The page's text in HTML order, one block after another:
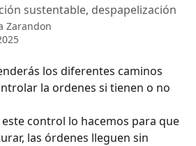
sustentable, despapelización
Zarandon
los diferentes caminos
la ordenes si tienen o no
control lo hacemos para que
las órdenes lleguen sin